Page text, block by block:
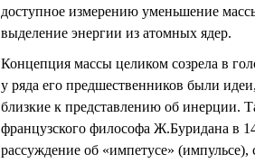
доступное измерению уменьшение
выделение энергии из атомных ядер.
Концепция массы целиком созрела в
у ряда его предшественников были
близкие к представлению об инерции.
французского философа Ж.Буридана в
рассуждение об «импетусе»